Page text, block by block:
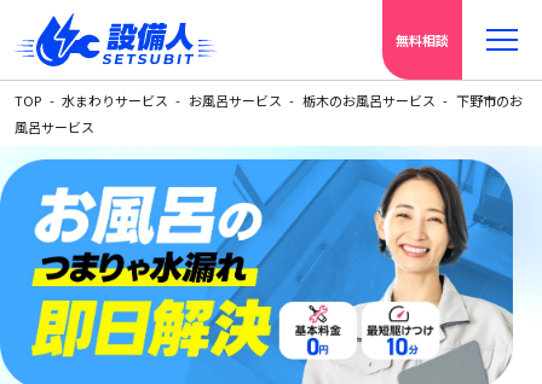
無料相談
TOP 水まわりサービス お風呂サービス 栃木のお風呂サービス
下野市のお
風呂サービス